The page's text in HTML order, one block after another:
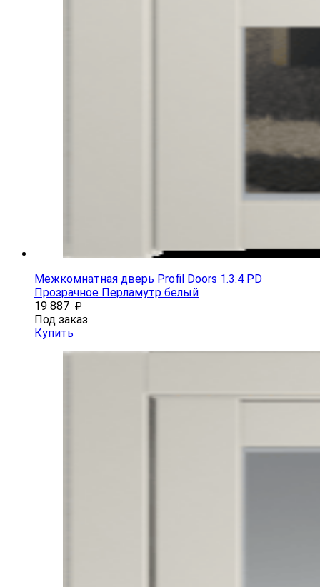
Межкомнатная дверь Profil Doors 1.3.4 PD
Прозрачное Перламутр белый
19 887 ₽
Под заказ
Купить